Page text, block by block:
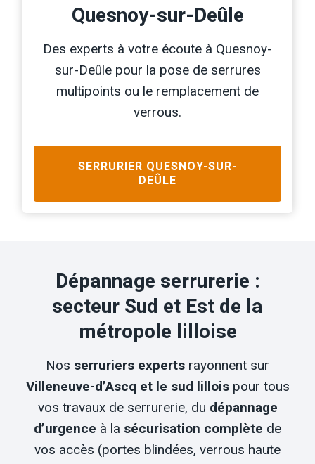
Quesnoy-sur-Deûle
Des experts à votre écoute à Quesnoy-
sur-Deûle pour la pose de serrures
multipoints ou le remplacement de
verrous.
SERRURIER QUESNOY-SUR-
DEÛLE
Dépannage serrurerie :
secteur Sud et Est de la
métropole lilloise
Nos serruriers experts rayonnent sur
Villeneuve-d’Ascq et le sud lilloispour tous
vos travaux de serrurerie, du dépannage
d’urgence à la sécurisation complète de
vos accès (portes blindées, verrous haute